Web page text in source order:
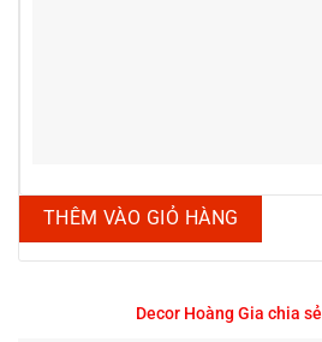
THÊM VÀO GIỎ HÀNG
Decor Hoàng Gia chia